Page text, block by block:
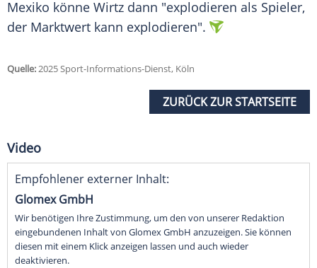
Mexiko könne Wirtz dann "explodieren als Spieler,
der Marktwert kann explodieren".
Quelle:2025 Sport-Informations-Dienst, Köln
ZURÜCK ZUR STARTSEITE
Video
Empfohlener externer Inhalt:
Glomex GmbH
Wir benötigen Ihre Zustimmung, um den von unserer Redaktion
eingebundenen Inhalt von Glomex GmbH anzuzeigen. Sie können
diesen mit einem Klick anzeigen lassen und auch wieder
deaktivieren.